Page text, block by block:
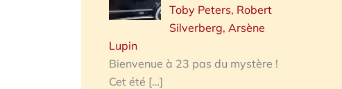
Toby Peters, Robert
Silverberg, Arsène
Lupin
Bienvenue à 23 pas du mystère !
Cet été […]